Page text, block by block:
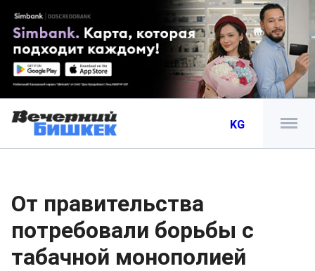
KG
От правительства
потребовали борьбы с
табачной монополией